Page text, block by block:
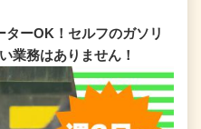
ターOK！セルフのガソリ
業務はありません！